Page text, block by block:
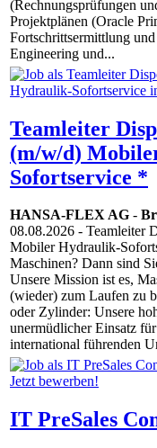
(Rechnungsprüfungen
Projektplänen (Oracle
Fortschrittsermittlung
Engineering und...
Teamleiter
(m/w/d)
Sofortservice *
HANSA-FLEX AG -
08.08.2026 - Teamleiter
Mobiler Hydraulik-
Maschinen? Dann sind
Unsere Mission ist es,
(wieder) zum Laufen zu
oder Zylinder: Unsere
unermüdlicher Einsatz
international führenden
IT PreSales